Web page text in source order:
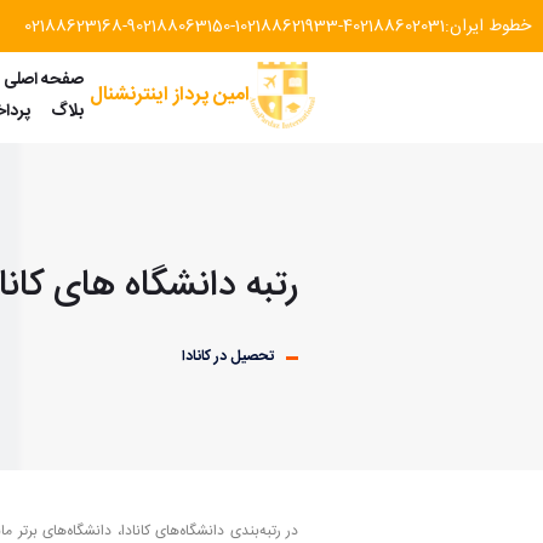
خطوط ایران: 02188623168-902188063150-102188621933-402188602031
امین پرداز اینترنشنال صفحه اصلی
بلاگ
رتبه دانشگاه های
تحصیل در کانادا